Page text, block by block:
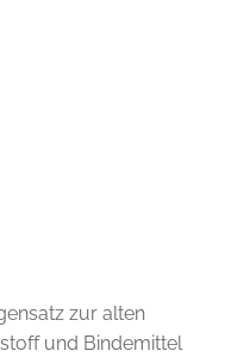
zur alten
und Bindemittel